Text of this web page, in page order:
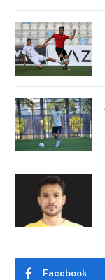
Facebook